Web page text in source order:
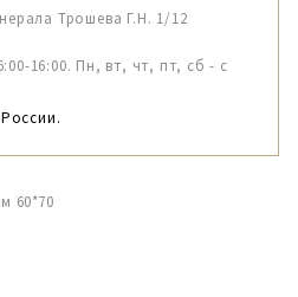
Трошева Г.Н. 1/12
16:00. Пн, вт, чт, пт, сб - с
60*70